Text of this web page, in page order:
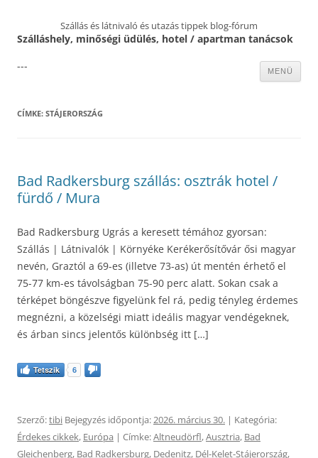
Szállás és látnivaló és utazás tippek blog-fórum
Szálláshely, minőségi üdülés, hotel / apartman tanácsok
MENÜ
---
CÍMKE: STÁJERORSZÁG
Bad Radkersburg szállás: osztrák hotel /
fürdő / Mura
Bad Radkersburg Ugrás a keresett témához gyorsan:
Szállás | Látnivalók | Környéke Kerékerősítővár ősi magyar
nevén, Graztól a 69-es (illetve 73-as) út mentén érhető el
75-77 km-es távolságban 75-90 perc alatt. Sokan csak a
térképet böngészve figyelünk fel rá, pedig tényleg érdemes
megnézni, a közelségi miatt ideális magyar vendégeknek,
és árban sincs jelentős különbség itt […]
Tetszik 6
Szerző:tibi Bejegyzés időpontja:2026. március 30. | Kategória:
Érdekes cikkek, Európa | Címke:Altneudörfl,Ausztria, Bad
Gleichenberg, Bad Radkersburg, Dedenitz, Dél-Kelet-Stájerország,